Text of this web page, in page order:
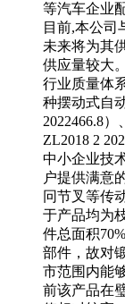
等汽车企业
目前,本公司
未来将为其
供应量较
行业质量体
种摆动式自
2022466.8
ZL2018 2
中小企业技
户提供满
冋节叉等传
于产品均为
件总面积
部件，故对
市范围内能
前该产品在